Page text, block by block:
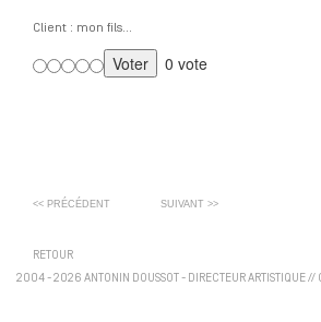
Client : mon fils…
0 vote
<< PRÉCÉDENT SUIVANT >>
RETOUR
2004 - 2026 ANTONIN DOUSSOT - DIRECTEUR ARTISTIQUE//